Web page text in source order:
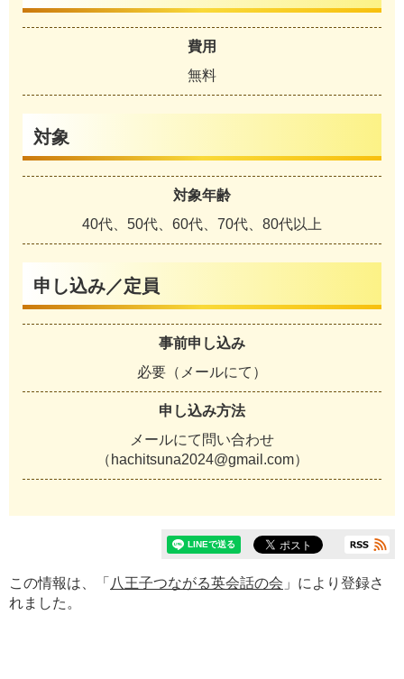
費用
無料
対象
対象年齢
40代、50代、60代、70代、80代以上
申し込み／定員
事前申し込み
必要（メールにて）
申し込み方法
メールにて問い合わせ
（hachitsuna2024@gmail.com）
この情報は、「 八王子つながる英会話の会 」により登録さ
れました。